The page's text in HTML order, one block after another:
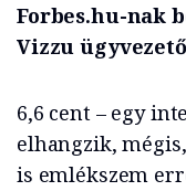
Forbes.hu-nak
Vizzu
6,6 cent – egy
elhangzik,
is emlékszem